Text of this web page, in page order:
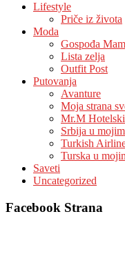
Lifestyle
Priče iz života
Moda
Gospođa
Lista zelja
Outfit Post
Putovanja
Avanture
Moja strana
Mr.M
Srbija u
Turkish
Turska u
Saveti
Uncategorized
Facebook Strana